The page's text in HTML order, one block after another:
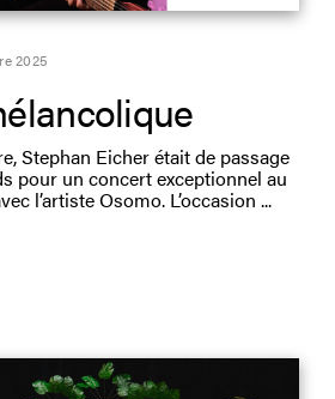
2025
Stephan Eicher était de passage
pour un concert exceptionnel au
l’artiste Osomo. L’occasion